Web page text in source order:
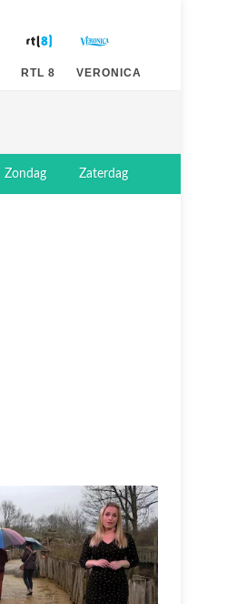
RTL 8 VERONICA
Zondag Zaterdag